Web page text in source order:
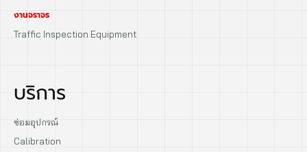
งานจราจร
Traffic Inspection Equipment
บริการ
ซ่อมอุปกรณ์
Calibration